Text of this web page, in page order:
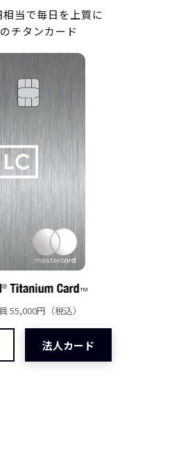
当で毎日を上質に
チタンカード
55,000円（税込）
法人カード